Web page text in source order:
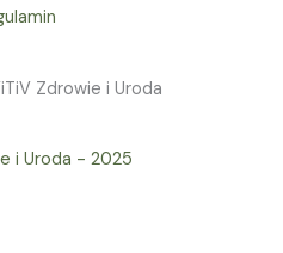
i Uroda - 2025